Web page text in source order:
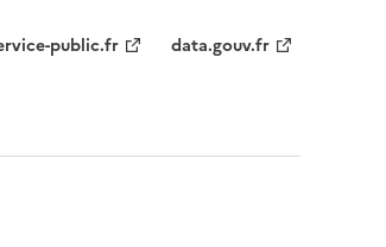
public.fr data.gouv.fr